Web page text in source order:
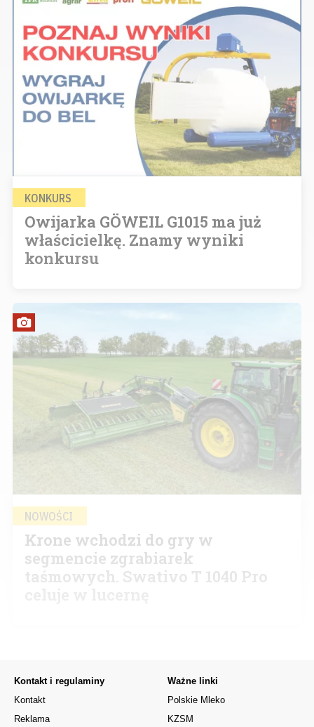
KONKURS
Owijarka GÖWEIL G1015 ma już
właścicielkę. Znamy wyniki
konkursu
NOWOŚCI
Krone wchodzi do gry w
segmencie zgrabiarek
taśmowych. Swativo T 1040 Pro
Kontakt i regulaminy
Kontakt
Reklama
Ważne linki
Polskie Mleko
KZSM